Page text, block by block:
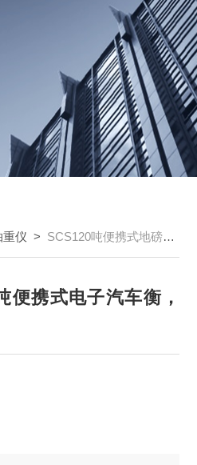
重仪 > SCS120吨便携式地磅，120吨便携式电子汽车衡，120吨便携式汽车衡
便携式电子汽车衡，